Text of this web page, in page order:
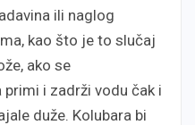
ili naglog
kao što je to slučaj
ako se
i zadrži vodu čak i
duže. Kolubara bi